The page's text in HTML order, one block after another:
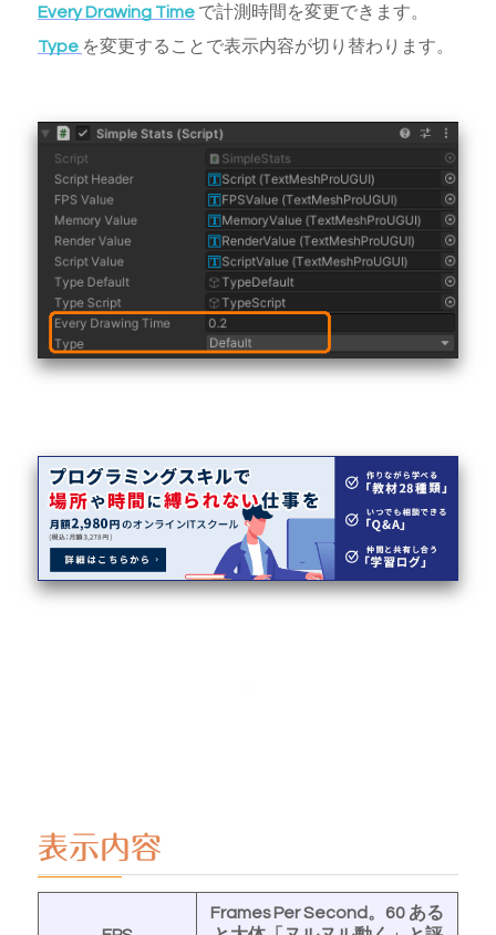
Every Drawing Time で計測時間を変更できます。
Type を変更することで表示内容が切り替わります。
表示内容
Frames Per Second。60 ある